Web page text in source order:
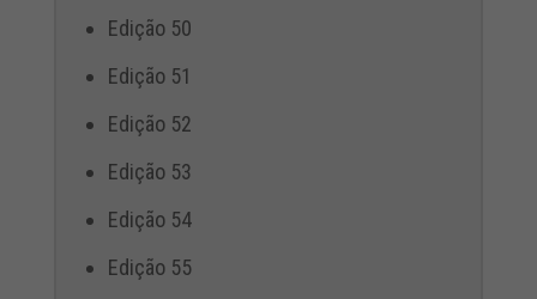
Edição 50
Edição 51
Edição 52
Edição 53
Edição 54
Edição 55